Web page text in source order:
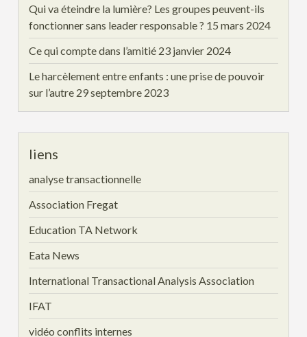
Qui va éteindre la lumière? Les groupes peuvent-ils
fonctionner sans leader responsable ? 15 mars 2024
Ce qui compte dans l’amitié 23 janvier 2024
Le harcèlement entre enfants : une prise de pouvoir
sur l’autre 29 septembre 2023
liens
analyse transactionnelle
Association Fregat
Education TA Network
Eata News
International Transactional Analysis Association
IFAT
vidéo conflits internes